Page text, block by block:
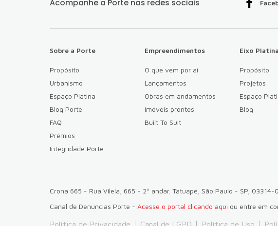
Acompanhe a Porte nas redes sociais
Sobre a Porte
Propósito
Urbanismo
Espaço Platina
Blog Porte
FAQ
Prêmios
Integridade Porte
Empreendimentos
O que vem por aí
Lançamentos
Obras em andamentos
Imóveis prontos
Built To Suit
Eixo Platina
Propósito
Projetos
Espaço
Blog
Crona 665 - Rua Vilela, 665 - 2º andar. Tatuapé, São Paulo - SP, 03314-
Canal de Denúncias Porte - Acesse o portal clicando aqui ou entre em
Política de Privacidade Canal de LGPD Política de Uso